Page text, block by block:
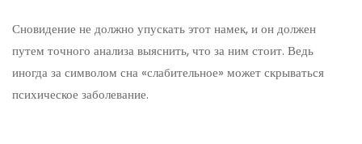
Сновидение не должно упускать этот намек, и он должен
путем точного анализа выяснить, что за ним стоит. Ведь
иногда за символом сна «слабительное» может скрываться
психическое заболевание.